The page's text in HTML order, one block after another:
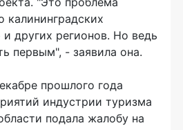
калининградских
других регионов. Но ведь
первым", - заявила она.
прошлого года
индустрии туризма
подала жалобу на